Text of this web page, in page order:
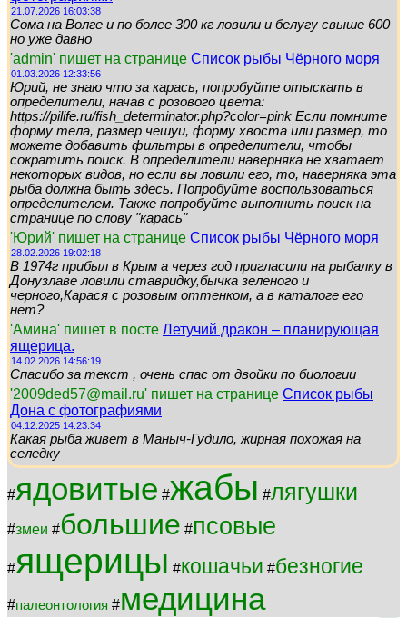
21.07.2026 16:03:38
Сома на Волге и по более 300 кг ловили и белугу свыше 600
но уже давно
'admin' пишет на странице Список рыбы Чёрного моря
01.03.2026 12:33:56
Юрий, не знаю что за карась, попробуйте отыскать в
определители, начав с розового цвета:
https://pilife.ru/fish_determinator.php?color=pink Если помните
форму тела, размер чешуи, форму хвоста или размер, то
можете добавить фильтры в определители, чтобы
сократить поиск. В определители наверняка не хватает
некоторых видов, но если вы ловили его, то, наверняка эта
рыба должна быть здесь. Попробуйте воспользоваться
определителем. Также попробуйте выполнить поиск на
странице по слову "карась"
'Юрий' пишет на странице Список рыбы Чёрного моря
28.02.2026 19:02:18
В 1974г прибыл в Крым а через год пригласили на рыбалку в
Донузлаве ловили ставридку,бычка зеленого и
черного,Карася с розовым оттенком, а в каталоге его
нет?
'Амина' пишет в посте Летучий дракон – планирующая
ящерица.
14.02.2026 14:56:19
Спасибо за текст , очень спас от двойки по биологии
'2009ded57@mail.ru' пишет на странице Список рыбы
Дона с фотографиями
04.12.2025 14:23:34
Какая рыба живет в Маныч-Гудило, жирная похожая на
селедку
#ядовитые #жабы #лягушки
#змеи #большие #псовые
#ящерицы #кошачьи #безногие
#палеонтология #медицина